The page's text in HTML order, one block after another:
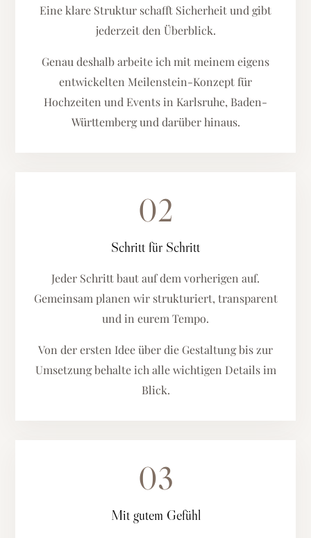
Eine klare Struktur schafft Sicherheit und gibt
jederzeit den Überblick.
Genau deshalb arbeite ich mit meinem eigens
entwickelten Meilenstein-Konzept für
Hochzeiten und Events in Karlsruhe, Baden-
Württemberg und darüber hinaus.
02
Schritt für Schritt
Jeder Schritt baut auf dem vorherigen auf.
Gemeinsam planen wir strukturiert, transparent
und in eurem Tempo.
Von der ersten Idee über die Gestaltung bis zur
Umsetzung behalte ich alle wichtigen Details im
Blick.
03
Mit gutem Gefühl